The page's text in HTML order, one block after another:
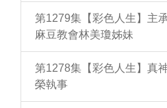
第1279集【彩色人生】主
麻豆教會林美瓊姊妹
第1278集【彩色人生】真
榮執事